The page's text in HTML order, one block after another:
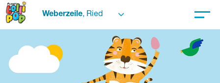
Weberzeile, Ried